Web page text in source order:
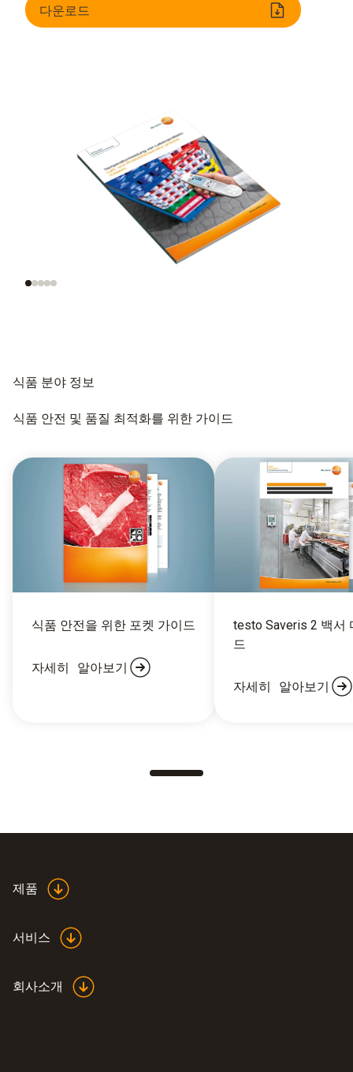
다운로드
공기 및 제품 온도
최적의 측정 방법
식품 분야 정보
식품 안전 및 품질 최적화를 위한 가이드
식품 안전을 위한 포켓 가이드
자세히 알아보기
testo Saveris 2 백서
드
자세히 알아보기
제품
서비스
회사소개